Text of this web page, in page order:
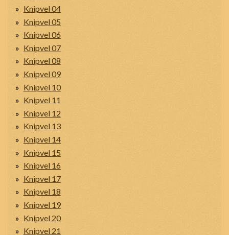
Knipvel 04
Knipvel 05
Knipvel 06
Knipvel 07
Knipvel 08
Knipvel 09
Knipvel 10
Knipvel 11
Knipvel 12
Knipvel 13
Knipvel 14
Knipvel 15
Knipvel 16
Knipvel 17
Knipvel 18
Knipvel 19
Knipvel 20
Knipvel 21